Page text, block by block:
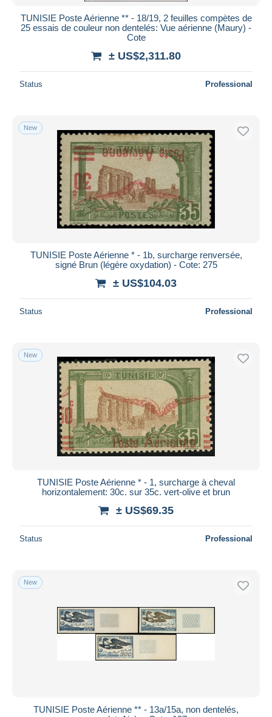
TUNISIE Poste Aérienne ** - 18/19, 2 feuilles compètes de
25 essais de couleur non dentelés: Vue aérienne (Maury) -
Cote
± US$2,311.80
Status Professional
New
TUNISIE Poste Aérienne * - 1b, surcharge renversée,
signé Brun (légère oxydation) - Cote: 275
± US$104.03
Status Professional
New
TUNISIE Poste Aérienne * - 1, surcharge à cheval
horizontalement: 30c. sur 35c. vert-olive et brun
± US$69.35
Status Professional
New
TUNISIE Poste Aérienne ** - 13a/15a, non dentelés,